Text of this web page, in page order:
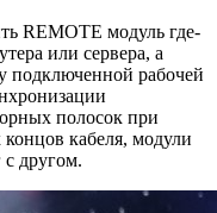
REMOTE модуль где-
или сервера, а
подключенной рабочей
полосок при
кабеля, модули
с другом.